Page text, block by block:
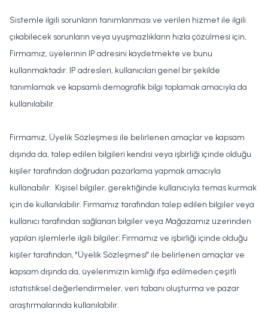
Sistemle ilgili sorunların tanımlanması ve verilen hizmet ile ilgili
çıkabilecek sorunların veya uyuşmazlıkların hızla çözülmesi için,
Firmamız, üyelerinin IP adresini kaydetmekte ve bunu
kullanmaktadır. IP adresleri, kullanıcıları genel bir şekilde
tanımlamak ve kapsamlı demografik bilgi toplamak amacıyla da
kullanılabilir.
Firmamız, Üyelik Sözleşmesi ile belirlenen amaçlar ve kapsam
dışında da, talep edilen bilgileri kendisi veya işbirliği içinde olduğu
kişiler tarafından doğrudan pazarlama yapmak amacıyla
kullanabilir. Kişisel bilgiler, gerektiğinde kullanıcıyla temas kurmak
için de kullanılabilir. Firmamız tarafından talep edilen bilgiler veya
kullanıcı tarafından sağlanan bilgiler veya Mağazamız üzerinden
yapılan işlemlerle ilgili bilgiler; Firmamız ve işbirliği içinde olduğu
kişiler tarafından, "Üyelik Sözleşmesi" ile belirlenen amaçlar ve
kapsam dışında da, üyelerimizin kimliği ifşa edilmeden çeşitli
istatistiksel değerlendirmeler, veri tabanı oluşturma ve pazar
araştırmalarında kullanılabilir.